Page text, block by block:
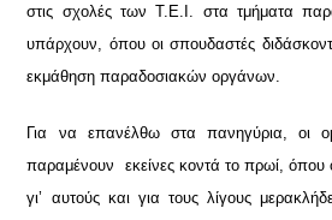
στις σχολές των Τ.Ε.Ι. στα τμήματα
υπάρχουν, όπου οι σπουδαστές
εκμάθηση παραδοσιακών οργάνων.
Για να επανέλθω στα πανηγύρια, οι
παραμένουν εκείνες κοντά το πρωί, όπου
γι’ αυτούς και για τους λίγους